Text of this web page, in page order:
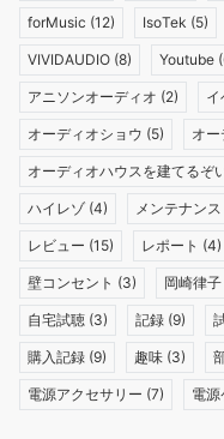
forMusic (12) IsoTek (5)
VIVIDAUDIO (8) Youtube
アニソンオーディオ (2) イ
オーディオショウ (5) オ
オーディオハウスを建てるぞ
ハイレゾ (4) メンテナンス
レビュー (15) レポート (4)
壁コンセント (3) 岡崎律子
自宅試聴 (3) 記録 (9)
購入記録 (9) 趣味 (3)
電源アクセサリー (7) 電